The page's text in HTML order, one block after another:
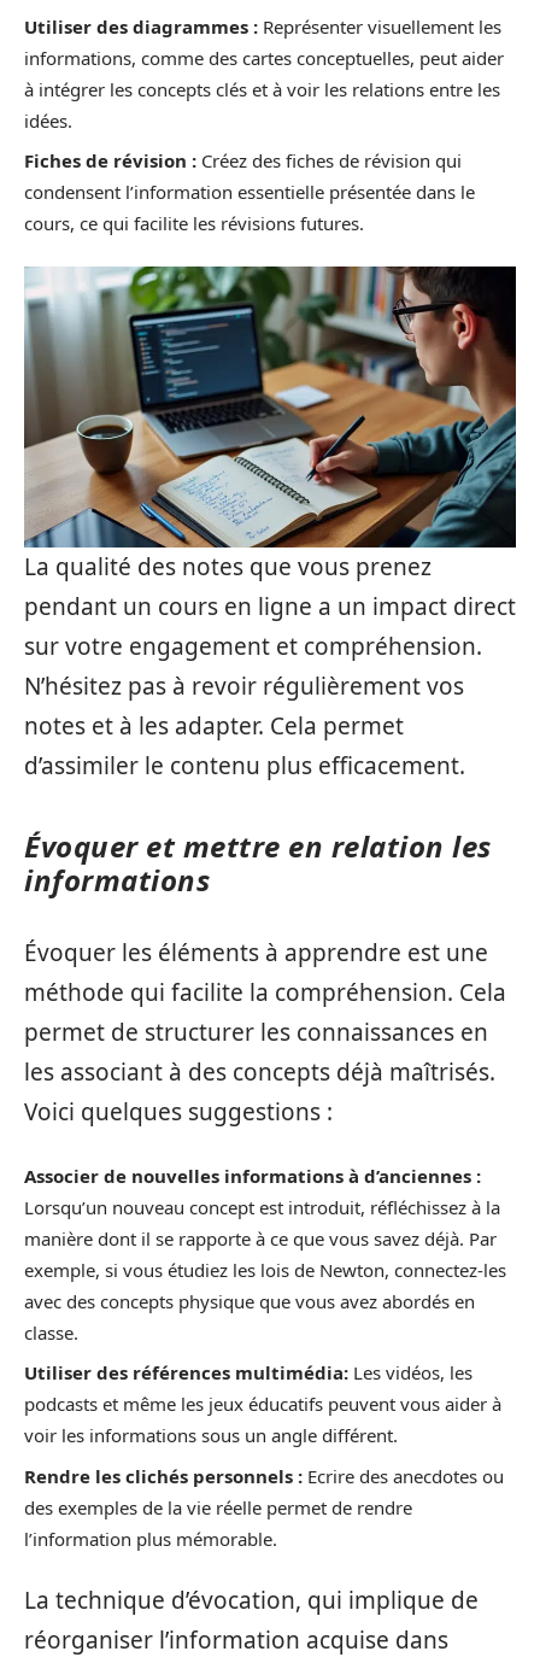
Utiliser des diagrammes : Représenter visuellement les
informations, comme des cartes conceptuelles, peut aider
à intégrer les concepts clés et à voir les relations entre les
idées.
Fiches de révision : Créez des fiches de révision qui
condensent l’information essentielle présentée dans le
cours, ce qui facilite les révisions futures.
La qualité des notes que vous prenez
pendant un cours en ligne a un impact direct
sur votre engagement et compréhension.
N’hésitez pas à revoir régulièrement vos
notes et à les adapter. Cela permet
d’assimiler le contenu plus efficacement.
Évoquer et mettre en relation les
informations
Évoquer les éléments à apprendre est une
méthode qui facilite la compréhension. Cela
permet de structurer les connaissances en
les associant à des concepts déjà maîtrisés.
Voici quelques suggestions :
Associer de nouvelles informations à d’anciennes :
Lorsqu’un nouveau concept est introduit, réfléchissez à la
manière dont il se rapporte à ce que vous savez déjà. Par
exemple, si vous étudiez les lois de Newton, connectez-les
avec des concepts physique que vous avez abordés en
classe.
Utiliser des références multimédia: Les vidéos, les
podcasts et même les jeux éducatifs peuvent vous aider à
voir les informations sous un angle différent.
Rendre les clichés personnels : Ecrire des anecdotes ou
des exemples de la vie réelle permet de rendre
l’information plus mémorable.
La technique d’évocation, qui implique de
réorganiser l’information acquise dans